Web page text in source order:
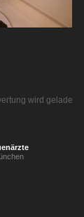
wird geladen…